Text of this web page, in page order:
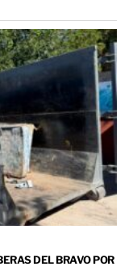
DEL BRAVO POR